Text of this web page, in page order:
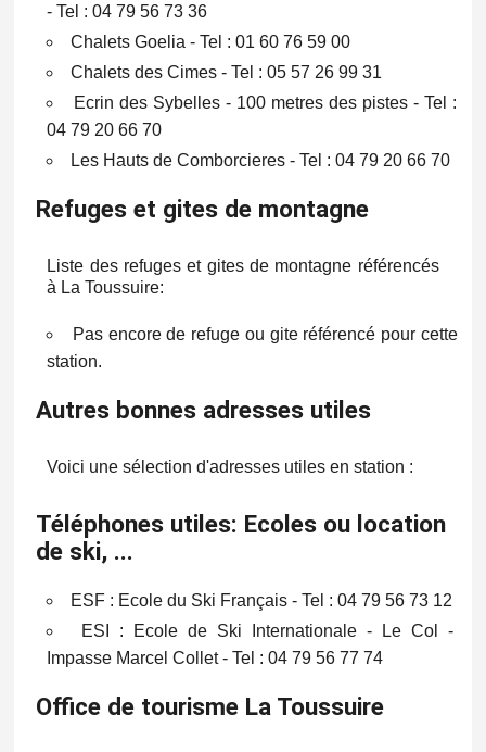
- Tel : 04 79 56 73 36
Chalets Goelia - Tel : 01 60 76 59 00
Chalets des Cimes - Tel : 05 57 26 99 31
Ecrin des Sybelles - 100 metres des pistes - Tel :
04 79 20 66 70
Les Hauts de Comborcieres - Tel : 04 79 20 66 70
Refuges et gites de montagne
Liste des refuges et gites de montagne référencés
à La Toussuire:
Pas encore de refuge ou gite référencé pour cette
station.
Autres bonnes adresses utiles
Voici une sélection d'adresses utiles en station :
Téléphones utiles: Ecoles ou location
de ski, ...
ESF : Ecole du Ski Français - Tel : 04 79 56 73 12
ESI : Ecole de Ski Internationale - Le Col -
Impasse Marcel Collet - Tel : 04 79 56 77 74
Office de tourisme La Toussuire